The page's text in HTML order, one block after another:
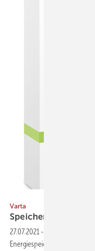
Varta
Speicher spricht mit
27.07.2021 -
Energiespeicher Pulse Neo